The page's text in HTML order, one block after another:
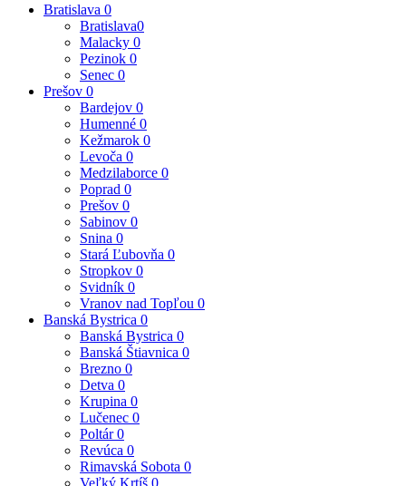
Bratislava 0
Bratislava0
Malacky 0
Pezinok 0
Senec 0
Prešov 0
Bardejov 0
Humenné 0
Kežmarok 0
Levoča 0
Medzilaborce 0
Poprad 0
Prešov 0
Sabinov 0
Snina 0
Stará Ľubovňa 0
Stropkov 0
Svidník 0
Vranov nad Topľou 0
Banská Bystrica 0
Banská Bystrica 0
Banská Štiavnica 0
Brezno 0
Detva 0
Krupina 0
Lučenec 0
Poltár0
Revúca 0
Rimavská Sobota 0
Veľký Krtíš 0